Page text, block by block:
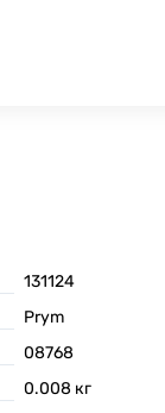
131124
Prym
08768
0.008 кг